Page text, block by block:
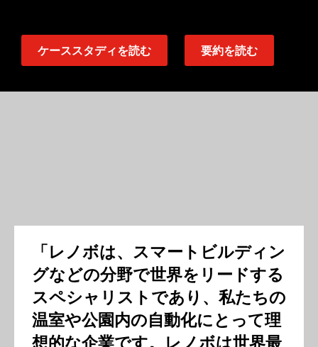
ケーススタディを読む 要約を読む
「レノボは、スマートビルディン
グなどの分野で世界をリードする
スペシャリストであり、私たちの
温室や公園内の自動化にとって理
想的な企業です。レノボは世界最